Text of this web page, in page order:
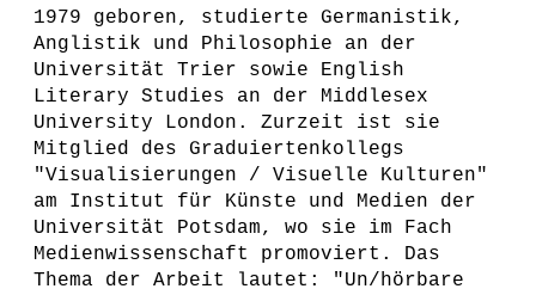
1979 geboren, studierte Germanistik,
Anglistik und Philosophie an der
Universität Trier sowie English
Literary Studies an der Middlesex
University London. Zurzeit ist sie
Mitglied des Graduiertenkollegs
"Visualisierungen / Visuelle Kulturen"
am Institut für Künste und Medien der
Universität Potsdam, wo sie im Fach
Medienwissenschaft promoviert. Das
Thema der Arbeit lautet: "Un/hörbare